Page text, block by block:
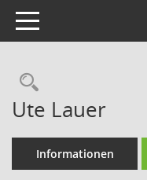
Toggle navigation
Ute Lauer
Informationen